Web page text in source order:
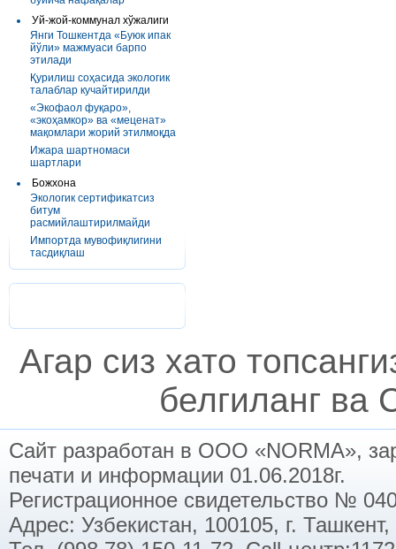
Уй-жой-коммунал хўжалиги
Янги Тошкентда «Буюк ипак
йўли» мажмуаси барпо
этилади
Қурилиш соҳасида экологик
талаблар кучайтирилди
«Экофаол фуқаро»,
«экоҳамкор» ва «меценат»
мақомлари жорий этилмоқда
Ижара шартномаси
шартлари
Божхона
Экологик сертификатсиз
битум
расмийлаштирилмайди
Импортда мувофиқлигини
тасдиқлаш
Агар сиз хато
белгиланг ва
Сайт разработан в ООО «NORMA»,
печати и информации 01.06.2018г.
Регистрационное свидетельство №
Адрес: Узбекистан, 100105, г.